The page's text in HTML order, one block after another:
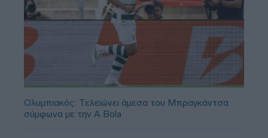
Ολυμπιακός: Τελειώνει άμεσα του Μπραγκάντσα
σύμφωνα με την A Bola